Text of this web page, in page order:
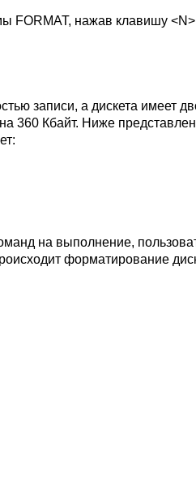
FORMAT, нажав клавишу
записи, а дискета имеет
360 Кбайт. Ниже
на выполнение,
форматирование